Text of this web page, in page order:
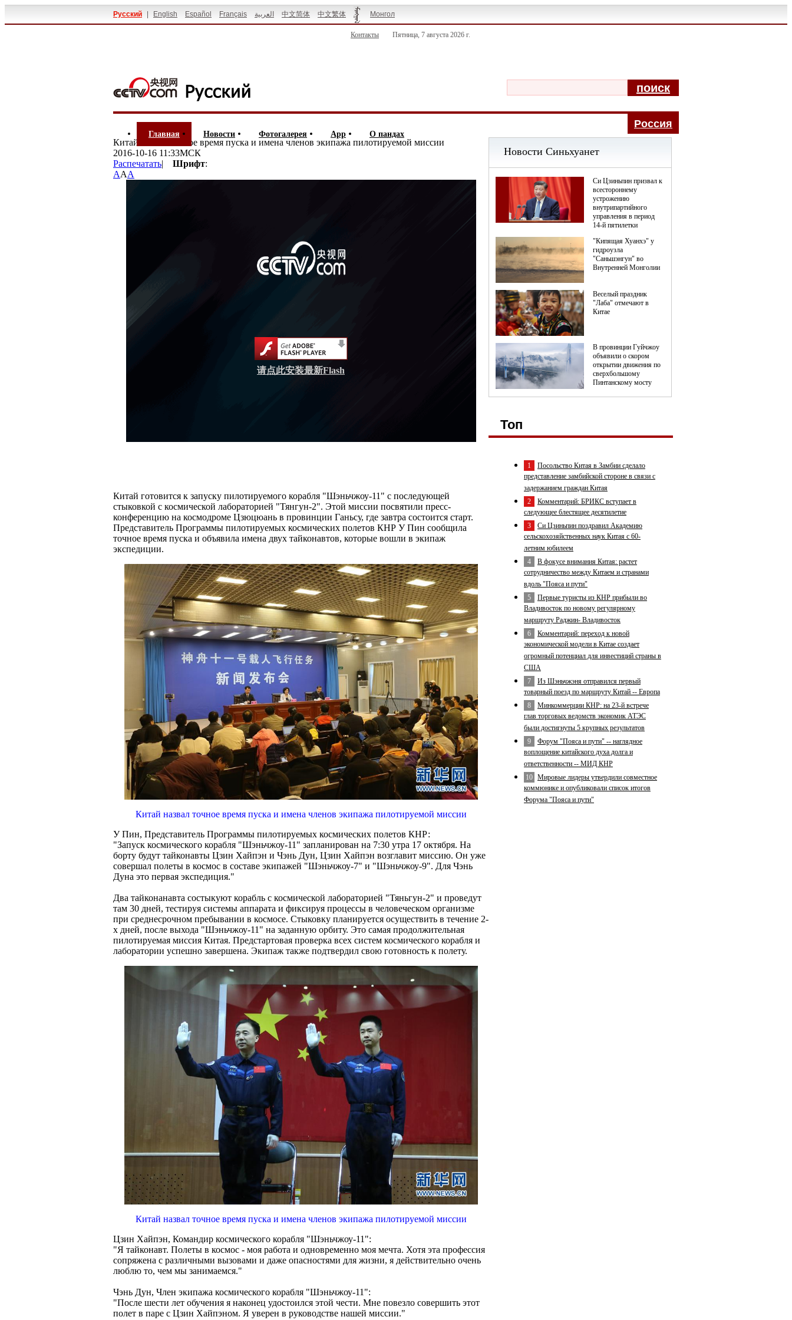
Русский English Español Français العربية 中文简体 中文繁体 Монгол
Контакты Пятница, 7 августа 2026 г.
поиск
Главная Новости Фотогалерея App О пандах
Pоccия
Китай назвал точное время пуска и имена членов экипажа пилотируемой миссии
2016-10-16 11:33МСК
Распечатать| Шрифт:
AAA
请点此安装最新Flash
Китай готовится к запуску пилотируемого корабля "Шэньчжоу-11" с последующей
стыковкой с космической лабораторией "Тянгун-2". Этой миссии посвятили пресс-
конференцию на космодроме Цзюцюань в провинции Ганьсу, где завтра состоится старт.
Представитель Программы пилотируемых космических полетов КНР У Пин сообщила
точное время пуска и объявила имена двух тайконавтов, которые вошли в экипаж
экспедиции.
Китай назвал точное время пуска и имена членов экипажа пилотируемой миссии
У Пин, Представитель Программы пилотируемых космических полетов КНР:
"Запуск космического корабля "Шэньчжоу-11" запланирован на 7:30 утра 17 октября. На
борту будут тайконавты Цзин Хайпэн и Чэнь Дун, Цзин Хайпэн возглавит миссию. Он уже
совершал полеты в космос в составе экипажей "Шэньчжоу-7" и "Шэньчжоу-9". Для Чэнь
Дуна это первая экспедиция."
Два тайконанавта состыкуют корабль с космической лабораторией "Тяньгун-2" и проведут
там 30 дней, тестируя системы аппарата и фиксируя процессы в человеческом организме
при среднесрочном пребывании в космосе. Стыковку планируется осуществить в течение 2-
х дней, после выхода "Шэньчжоу-11" на заданную орбиту. Это самая продолжительная
пилотируемая миссия Китая. Предстартовая проверка всех систем космического корабля и
лаборатории успешно завершена. Экипаж также подтвердил свою готовность к полету.
Китай назвал точное время пуска и имена членов экипажа пилотируемой миссии
Цзин Хайпэн, Командир космического корабля "Шэньчжоу-11":
"Я тайконавт. Полеты в космос - моя работа и одновременно моя мечта. Хотя эта профессия
сопряжена с различными вызовами и даже опасностями для жизни, я действительно очень
люблю то, чем мы занимаемся."
Чэнь Дун, Член экипажа космического корабля "Шэньчжоу-11":
"После шести лет обучения я наконец удостоился этой чести. Мне повезло совершить этот
полет в паре с Цзин Хайпэном. Я уверен в руководстве нашей миссии."
Топ
1 Посольство Китая в Замбии сделало
представление замбийской стороне в связи с
задержанием граждан Китая
2 Комментарий: БРИКС вступает в
следующее блестящее десятилетие
3 Си Цзиньпин поздравил Академию
сельскохозяйственных наук Китая с 60-
летним юбилеем
4 В фокусе внимания Китая: растет
сотрудничество между Китаем и странами
вдоль "Пояса и пути"
5 Первые туристы из КНР прибыли во
Владивосток по новому регулярному
маршруту Раджин- Владивосток
6 Комментарий: переход к новой
экономической модели в Китае создает
огромный потенциал для инвестиций страны в
США
7 Из Шэньчжэня отправился первый
товарный поезд по маршруту Китай -- Европа
8 Минкоммерции КНР: на 23-й встрече
глав торговых ведомств экономик АТЭС
были достигнуты 5 крупных результатов
9 Форум "Пояса и пути" -- наглядное
воплощение китайского духа долга и
ответственности -- МИД КНР
10 Мировые лидеры утвердили совместное
коммюнике и опубликовали список итогов
Форума "Пояса и пути"